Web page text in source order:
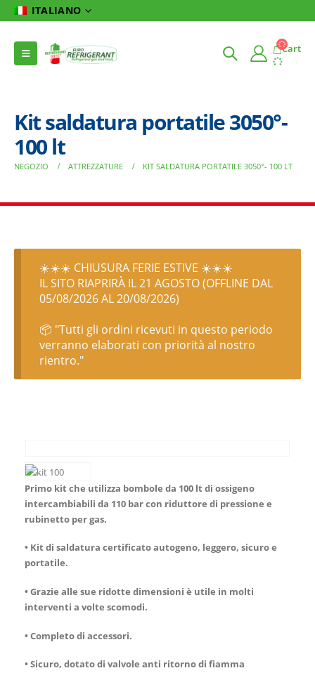
ITALIANO
Cart
Kit saldatura portatile 3050°-
100 lt
NEGOZIO ATTREZZATURE KIT SALDATURA PORTATILE 3050°- 100 LT
☀️☀️☀️ CHIUSURA FERIE ESTIVE ☀️☀️☀️
IL SITO RIAPRIRÀ IL 21 AGOSTO (OFFLINE DAL
05/08/2026 AL 20/08/2026)
📦 "Tutti gli ordini ricevuti in questo periodo
verranno elaborati con priorità al nostro
rientro."
Primo kit che utilizza bombole da 100 lt di ossigeno
intercambiabili da 110 bar con riduttore di pressione e
rubinetto per gas.
• Kit di saldatura certificato autogeno, leggero, sicuro e
portatile.
•Grazie alle sue ridotte dimensioni è utile in molti
interventi a volte scomodi.
•Completo di accessori.
•Sicuro, dotato di valvole anti ritorno di fiamma